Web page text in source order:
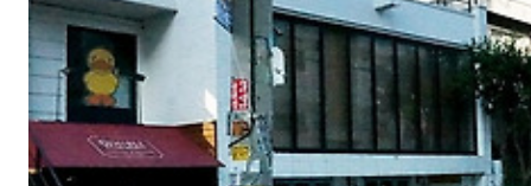
스커피, 종이컵 테이크웃 커피 판매 불가) 핸드드립/융드립/에스프레소
커피를 제대로 내는 을지로 유일한 카페. 을지로 카페 커피인쇄소의 계피
차 계피 한 톨도 넣지 않았는데 계피 냄새 적나라하게 퍼져 나오는 진기
한 커피. 여느 카페에서 메뉴판이나 커피카드에서 견과, 베리, 자두, 복숭
아 냄..